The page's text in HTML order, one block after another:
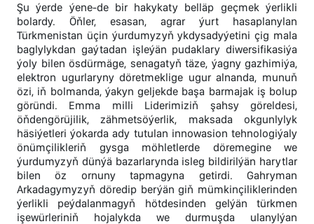
Şu ýerde ýene-de bir hakykaty belläp geçmek ýerlikli
bolardy. Öňler, esasan, agrar ýurt hasaplanylan
Türkmenistan üçin ýurdumyzyň ykdysadyýetini çig mala
baglylykdan gaýtadan işleýän pudaklary diwersifikasiýa
ýoly bilen ösdürmäge, senagatyň täze, ýagny gazhimiýa,
elektron ugurlaryny döretmeklige ugur alnanda, munuň
özi, iň bolmanda, ýakyn geljekde başa barmajak iş bolup
göründi. Emma milli Liderimiziň şahsy göreldesi,
öňdengörüjilik, zähmetsöýerlik, maksada okgunlylyk
häsiýetleri ýokarda ady tutulan innowasion tehnologiýaly
önümçilikleriň gysga möhletlerde döremegine we
ýurdumyzyň dünýä bazarlarynda isleg bildirilýän harytlar
bilen öz ornuny tapmagyna getirdi. Gahryman
Arkadagymyzyň döredip berýän giň mümkinçiliklerinden
ýerlikli peýdalanmagyň hötdesinden gelýän türkmen
işewürleriniň hojalykda we durmuşda ulanylýan